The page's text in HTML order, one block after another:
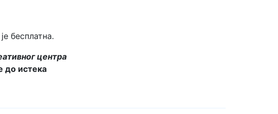
бесплатна.
центра
до истека